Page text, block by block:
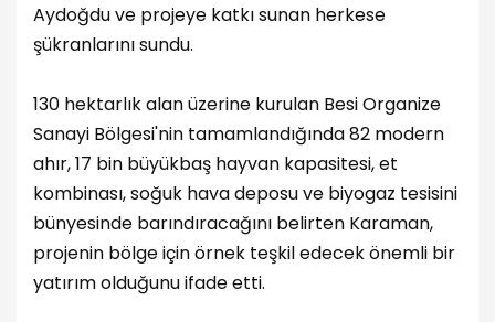
Aydoğdu ve projeye katkı sunan herkese
şükranlarını sundu.
130 hektarlık alan üzerine kurulan Besi Organize
Sanayi Bölgesi'nin tamamlandığında 82 modern
ahır, 17 bin büyükbaş hayvan kapasitesi, et
kombinası, soğuk hava deposu ve biyogaz tesisini
bünyesinde barındıracağını belirten Karaman,
projenin bölge için örnek teşkil edecek önemli bir
yatırım olduğunu ifade etti.